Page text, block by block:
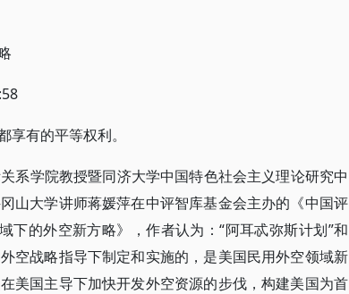
有的平等权利。
系学院教授暨同济大学中国特色社会主义理论研究中
山大学讲师蒋媛萍在中评智库基金会主办的《中国评
的外空新方略》，作者认为：“阿耳忒弥斯计划”和
空战略指导下制定和实施的，是美国民用外空领域新
美国主导下加快开发外空资源的步伐，构建美国为首